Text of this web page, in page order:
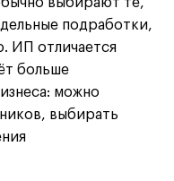
подработки,
ИП отличается
больше
можно
выбирать